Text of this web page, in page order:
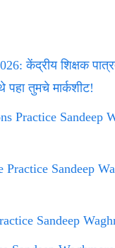
केंद्रीय शिक्षक
पहा तुमचे मार्कशीट!
Practice Sandeep
Practice Sandeep
Sandeep